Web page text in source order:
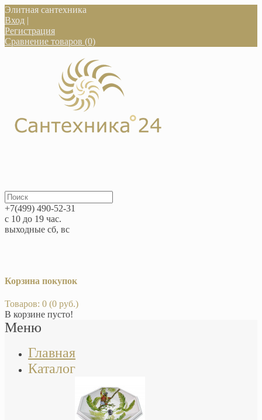
Элитная сантехника
Вход |
Регистрация
Сравнение товаров (0)
+7(499) 490-52-31
с 10 до 19 час.
выходные сб, вс
Корзина покупок
Товаров: 0 (0 руб.)
В корзине пусто!
Меню
Главная
Каталог